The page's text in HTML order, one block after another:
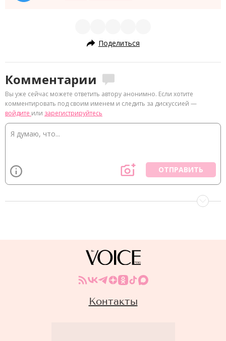
Поделиться
Комментарии
Вы уже сейчас можете ответить автору анонимно. Если хотите
комментировать под своим именем и следить за дискуссией —
войдите или зарегистрируйтесь
ОТПРАВИТЬ
Контакты